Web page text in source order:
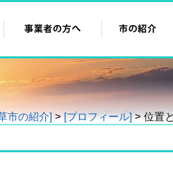
市の紹介]>[プロフィール]> 位置